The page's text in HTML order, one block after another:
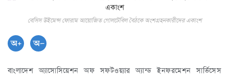
বেসিস উইমেন্স ফোরাম আয়োজিত গোলটেবিল বৈঠকে অংশগ্রহনকারীদের একাংশ
বাংলাদেশ অ্যাসোসিয়েশন অফ সফটওয়্যার অ্যান্ড ইনফরমেশন সার্ভিসেস